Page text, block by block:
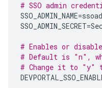
# SSO admin
SSO_ADMIN_NAME=
SSO_ADMIN_SECRET=
# Enables or
# Default is "n",
# Change it to "y"